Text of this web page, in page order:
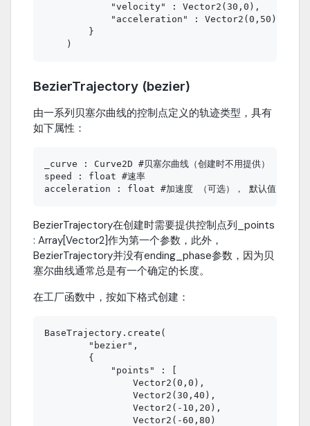
            "velocity" : Vector2(30,0),
            "acceleration" : Vector2(0,50)
        }
BezierTrajectory (bezier)
由一系列贝塞尔曲线的控制点定义的轨迹类型，具有
如下属性：
_curve : Curve2D #贝塞尔曲线（创建时不用提供）
speed : float #速率
BezierTrajectory在创建时需要提供控制点列_points
: Array[Vector2]作为第一个参数，此外，
BezierTrajectory并没有ending_phase参数，因为贝
塞尔曲线通常总是有一个确定的长度。
在工厂函数中，按如下格式创建：
BaseTrajectory.create(
        "bezier",
        {
            "points" : [
                Vector2(0,0),
                Vector2(30,40),
                Vector2(-10,20),
                Vector2(-60,80)